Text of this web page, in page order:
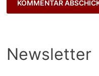
Newsletter